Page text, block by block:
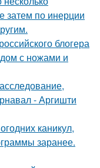
затем по инерции
блогера
с ножами и
- Аргишти
каникул,
заранее.